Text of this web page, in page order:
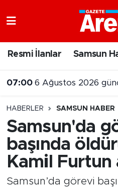
Resmi İlanlar Samsun
HABERLER SAMSUN HABER
Samsun'da
başında
Kamil Furtun
Samsun’da görevi
Samsun Namaz
Süper Lig Puan
Tüm Manşetler